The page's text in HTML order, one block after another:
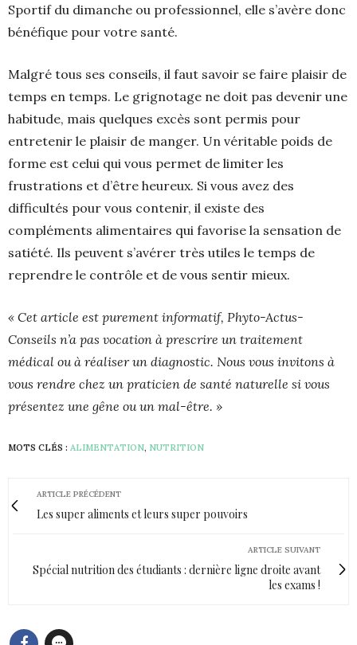
Sportif du dimanche ou professionnel, elle s’avère donc
bénéfique pour votre santé.
Malgré tous ses conseils, il faut savoir se faire plaisir de
temps en temps. Le grignotage ne doit pas devenir une
habitude, mais quelques excès sont permis pour
entretenir le plaisir de manger. Un véritable poids de
forme est celui qui vous permet de limiter les
frustrations et d’être heureux. Si vous avez des
difficultés pour vous contenir, il existe des
compléments alimentaires qui favorise la sensation de
satiété. Ils peuvent s’avérer très utiles le temps de
reprendre le contrôle et de vous sentir mieux.
« Cet article est purement informatif, Phyto-Actus-
Conseils n’a pas vocation à prescrire un traitement
médical ou à réaliser un diagnostic. Nous vous invitons à
vous rendre chez un praticien de santé naturelle si vous
présentez une gêne ou un mal-être. »
MOTS CLÉS : ALIMENTATION, NUTRITION
ARTICLE PRÉCÉDENT
Les super aliments et leurs super pouvoirs
ARTICLE SUIVANT
Spécial nutrition des étudiants : dernière ligne droite avant
les exams !